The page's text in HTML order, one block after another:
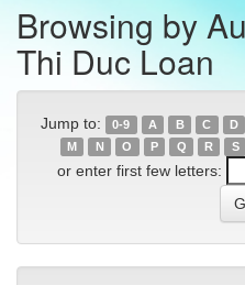
Browsing by
Thi Duc Loan
Jump to: 0-9 A B C D
M
N O P Q R S
or enter first few letters: